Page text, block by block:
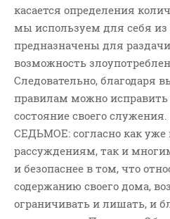
касается определения
мы используем для себя из
предназначены для
возможность
Следовательно,
правилам можно
состояние своего служения.
СЕДЬМОЕ: согласно как
рассуждениям, так и
и безопаснее в том, что
содержанию своего дома,
ограничивать и лишать, и